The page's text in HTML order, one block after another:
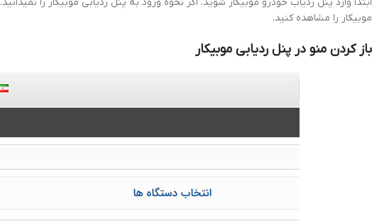
موبیکار را مشاهده کنید.
باز کردن منو در پنل ردیابی موبیکار